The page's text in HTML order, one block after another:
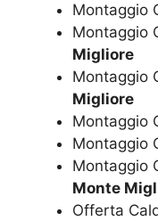
Montaggio
Montaggio
Migliore
Montaggio
Migliore
Montaggio
Montaggio
Montaggio
Monte
Offerta